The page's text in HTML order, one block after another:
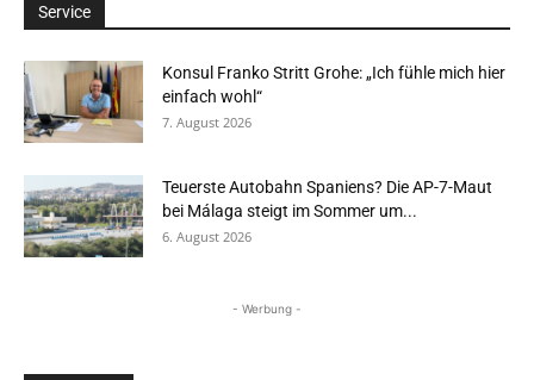
Service
Konsul Franko Stritt Grohe: „Ich fühle mich hier
einfach wohl“
7. August 2026
Teuerste Autobahn Spaniens? Die AP-7-Maut
bei Málaga steigt im Sommer um...
6. August 2026
- Werbung -